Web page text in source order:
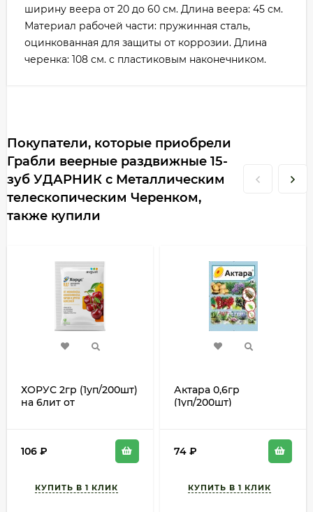
ширину веера от 20 до 60 см. Длина веера: 45 см.
Материал рабочей части: пружинная сталь,
оцинкованная для защиты от коррозии. Длина
черенка: 108 см. с пластиковым наконечником.
Покупатели, которые приобрели
Грабли веерные раздвижные 15-
зуб УДАРНИК с Металлическим
телескопическим Черенком,
также купили
ХОРУС 2гр (1уп/200шт)
на 6лит от
106 ₽
Актара 0,6гр
(1уп/200шт)
74 ₽